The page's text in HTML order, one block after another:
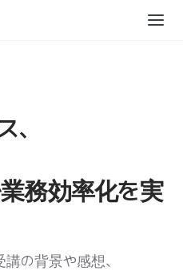
ース
ス
務効率化を実
の背景や感想、